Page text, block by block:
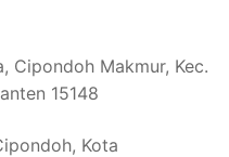
Cipondoh Makmur, Kec.
15148
Kota